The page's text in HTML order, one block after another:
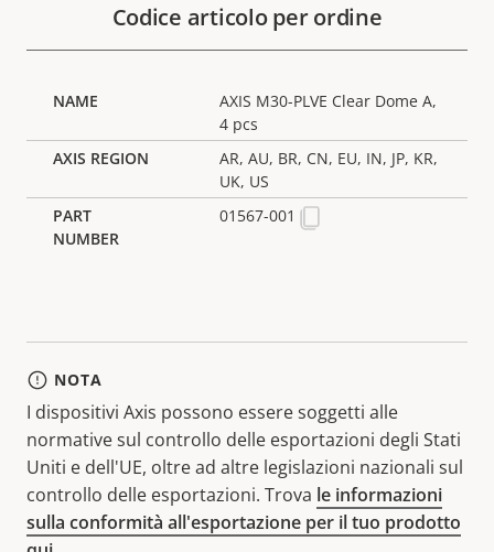
Codice articolo per ordine
AXIS M30-PLVE Clear Dome A,
4 pcs
AR, AU, BR, CN, EU, IN, JP, KR,
UK, US
01567-001
NOTA
I dispositivi Axis possono essere soggetti alle
normative sul controllo delle esportazioni degli Stati
Uniti e dell'UE, oltre ad altre legislazioni nazionali sul
controllo delle esportazioni. Trova le informazioni
sulla conformità all'esportazione per il tuo prodotto